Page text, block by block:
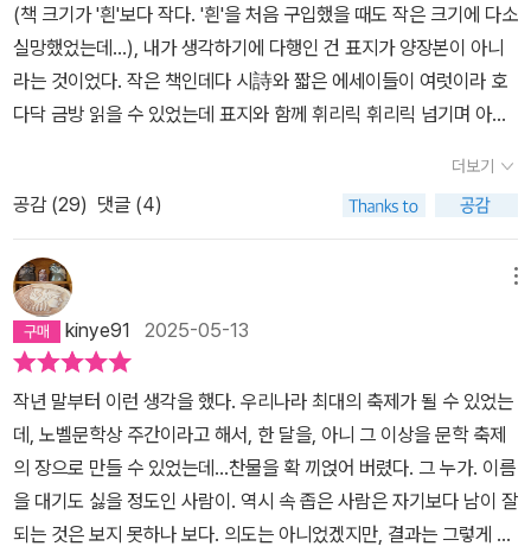
(책 크기가 '흰'보다 작다. '흰'을 처음 구입했을 때도 작은 크기에 다소
실망했었는데...), 내가 생각하기에 다행인 건 표지가 양장본이 아니
라는 것이었다. 작은 책인데다 시詩와 짧은 에세이들이 여럿이라 호
다닥 금방 읽을 수 있었는데 표지와 함께 휘리릭 휘리릭 넘기며 아무
좋긴 하지만 이렇게 작고 얇아 손에 딱 들어오는 크기의 책은 양장본
이 아닌 것이 백 번 더 좋다.처음으로 시를 발표하여 등단을 하고 단편
을 발표하다가 첫 장편소설을 발표했을 때의 매혹에 대해 적은 문장
이 있었다. '완성까지 아무리 짧아도 일 년, 길게는 칠 년까지 걸리는
장편소설은 내 개인적 삶의 상당한 기간들과 맞바꿈된다. 바로 그 점
이 나는 좋았다. 그렇게 맞바꿔도 좋다고 결심할 만큼 중요하고 절실
한 질문들 속으로 들어가 머물 수 있다는 것이.'(12쪽) <채식주의자>
에 이어 <소년이 온다>, <작별하지 않는다>를 발표하는 동안 폭력에
노출된 개인과 시민들의 고통의 소리들을 듣고 읽고 쓰면서 가졌던
의문들과 스스로 찾아낸 '사랑'이라는 진실과 마주하기까지의 과정들
은 아름답고(?결코 아름다울 수 없는 사실들이지만 문장들에는 공감
하게 되고 그것을 돌아보는 시간은 결국 아름답다는 생각을 했다) 소
더보기
공감 (29) 댓글 (4)
kinye91 2025-05-13
작년 말부터 이런 생각을 했다. 우리나라 최대의 축제가 될 수 있었는
데, 노벨문학상 주간이라고 해서, 한 달을, 아니 그 이상을 문학 축제
의 장으로 만들 수 있었는데...찬물을 확 끼얹어 버렸다. 그 누가. 이름
을 대기도 싫을 정도인 사람이. 역시 속 좁은 사람은 자기보다 남이 잘
되는 것은 보지 못하나 보다. 의도는 아니었겠지만, 결과는 그렇게 되